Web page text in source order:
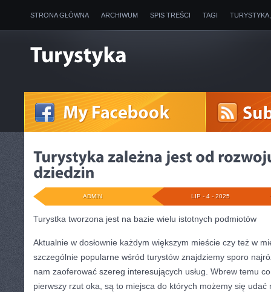
STRONA GŁÓWNA ARCHIWUM SPIS TREŚCI TAGI
LIP - 4 - 2025
ADMIN
Turystka tworzona jest na bazie wielu istotnych podmiotów
Aktualnie w dosłownie każdym większym mieście czy też w
szczególnie popularne wśród turystów znajdziemy sporo
nam zaoferować szereg interesujących usług. Wbrew temu
pierwszy rzut oka, są to miejsca do których możemy się udać